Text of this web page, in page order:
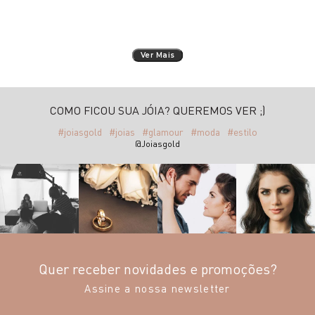
Ver Mais
COMO FICOU SUA JÓIA? QUEREMOS VER ;)
#joiasgold #joias #glamour #moda #estilo
@Joiasgold
Quer receber novidades e promoções?
Assine a nossa newsletter